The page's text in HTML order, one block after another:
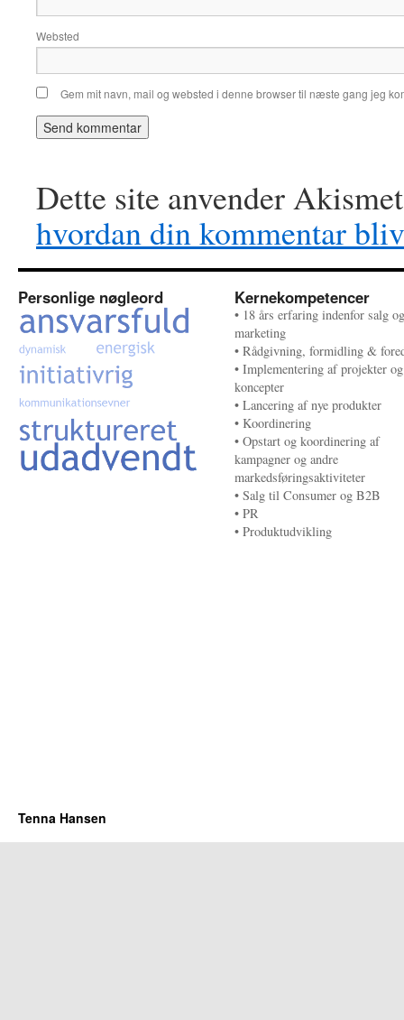
Websted
Gem mit navn, mail og websted i denne browser til næste gang jeg
Dette site anvender
hvordan din kommentar
Personlige nøgleord Kernekompetencer
• 18 års erfaring indenfor salg og
marketing
• Rådgivning, formidling &
• Implementering af projekter og
koncepter
• Lancering af nye produkter
• Koordinering
• Opstart og koordinering af
kampagner og andre
markedsføringsaktiviteter
• Salg til Consumer og B2B
• PR
• Produktudvikling
Tenna Hansen